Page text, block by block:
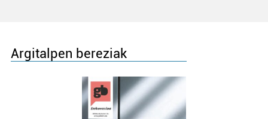
Argitalpen bereziak